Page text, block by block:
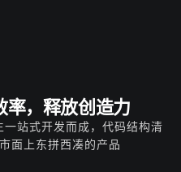
率，释放创造力
站式开发而成，代码结构清
面上东拼西凑的产品